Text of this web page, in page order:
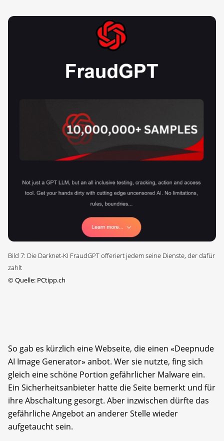
Bild 7: Die Darknet-KI FraudGPT offeriert jedem seine Dienste, der dafür
zahlt
©Quelle: PCtipp.ch
So gab es kürzlich eine Webseite, die einen «Deepnude
AI Image Generator» anbot. Wer sie nutzte, fing sich
gleich eine schöne Portion gefährlicher Malware ein.
Ein Sicherheitsanbieter hatte die Seite bemerkt und für
ihre Abschaltung gesorgt. Aber inzwischen dürfte das
gefährliche Angebot an anderer Stelle wieder
aufgetaucht sein.